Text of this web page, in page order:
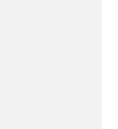
the-